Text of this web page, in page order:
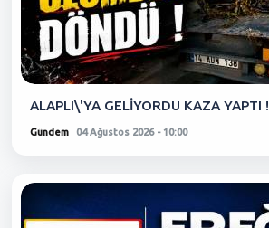
ALAPLI\'YA GELİYORDU KAZA YAPTI !
Gündem 04 Ağustos 2026 - 10:00